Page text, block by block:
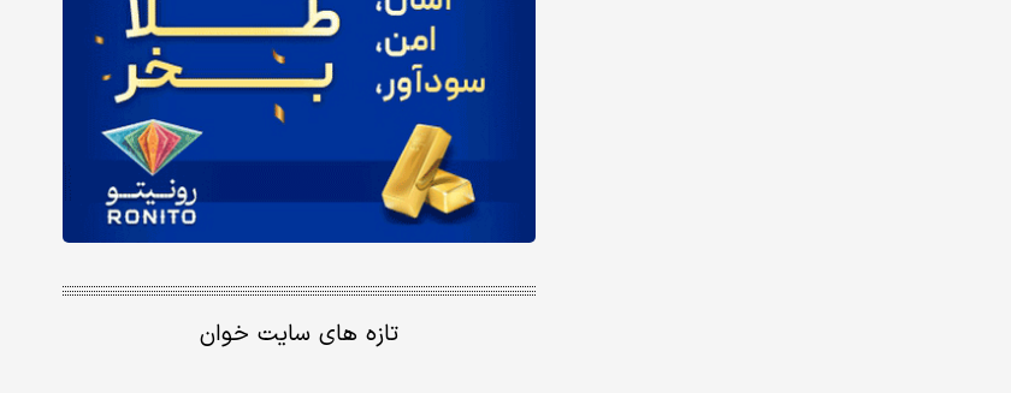
تازه های سایت خوان